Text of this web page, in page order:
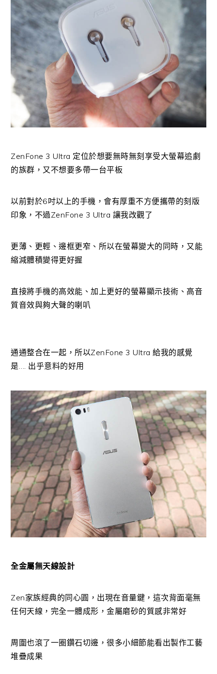
ZenFone 3 Ultra 定位於想要無時無刻享受大螢幕追劇
的族群，又不想要多帶一台平板
以前對於6吋以上的手機，會有厚重不方便攜帶的刻版
印象，不過ZenFone 3 Ultra 讓我改觀了
更薄、更輕、邊框更窄、所以在螢幕變大的同時，又能
縮減體積變得更好握
直接將手機的高效能、加上更好的螢幕顯示技術、高音
質音效與夠大聲的喇叭
通通整合在一起，所以ZenFone 3 Ultra 給我的感覺
是…. 出乎意料的好用
全金屬無天線設計
Zen家族經典的同心圓，出現在音量鍵，這次背面毫無
任何天線，完全一體成形，金屬磨砂的質感非常好
周圍也滾了一圈鑽石切邊，很多小細節能看出製作工藝
堆疊成果